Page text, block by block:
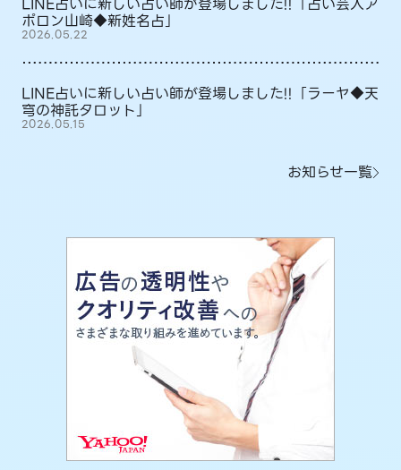
ポロン山崎◆新姓名占」
2026.05.22
LINE占いに新しい占い師が登場しました!!「ラーヤ◆天
穹の神託タロット」
2026.05.15
お知らせ一覧